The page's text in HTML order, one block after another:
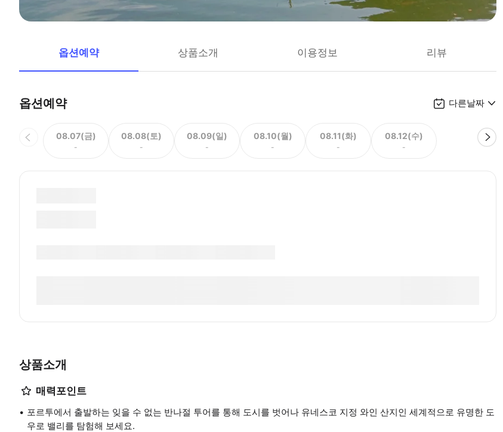
옵션예약 상품소개 이용정보 리뷰
옵션예약 다른날짜
08.07(금)
-
08.08(토)
-
08.09(일)
-
08.10(월)
-
08.11(화)
-
08.12(수)
-
상품소개
매력포인트
포르투에서 출발하는 잊을 수 없는 반나절 투어를 통해 도시를 벗어나 유네스코 지정 와인 산지인 세계적으로 유명한 도
우로 밸리를 탐험해 보세요.